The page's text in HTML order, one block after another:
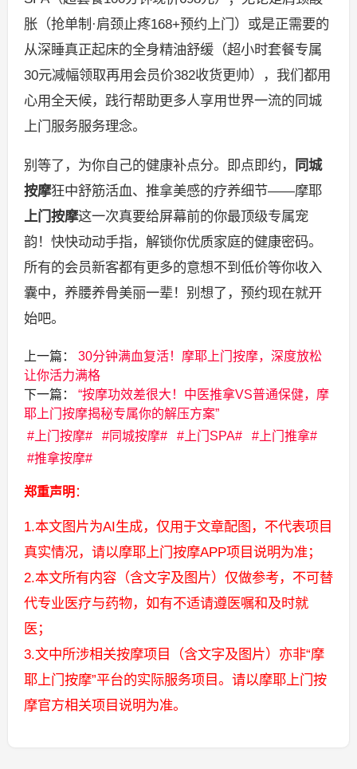
胀（抢单制·肩颈止疼168+预约上门）或是正需要的
从深睡真正起床的全身精油舒缓（超小时套餐专属
30元减幅领取再用会员价382收货更帅），我们都用
心用全天候，践行帮助更多人享用世界一流的同城
上门服务服务理念。
别等了，为你自己的健康补点分。即点即约，
同城
按摩狂中舒筋活血、推拿美感的疗养细节——摩耶
上门按摩这一次真要给屏幕前的你最顶级专属宠
韵！快快动动手指，解锁你优质家庭的健康密码。
所有的会员新客都有更多的意想不到低价等你收入
囊中，养腰养骨美丽一辈！别想了，预约现在就开
始吧。
上一篇：
30分钟满血复活！摩耶上门按摩，深度放松
让你活力满格
下一篇：
“按摩功效差很大！中医推拿VS普通保健，摩
耶上门按摩揭秘专属你的解压方案”
上门按摩
同城按摩 上门SPA
上门推拿
推拿按摩
郑重声明 ：
1.本文图片为AI生成，仅用于文章配图，不代表项目
真实情况，请以摩耶上门按摩APP项目说明为准；
2.本文所有内容（含文字及图片）仅做参考，不可替
代专业医疗与药物，如有不适请遵医嘱和及时就
医；
3.文中所涉相关按摩项目（含文字及图片）亦非“摩
耶上门按摩”平台的实际服务项目。请以摩耶上门按
摩官方相关项目说明为准。